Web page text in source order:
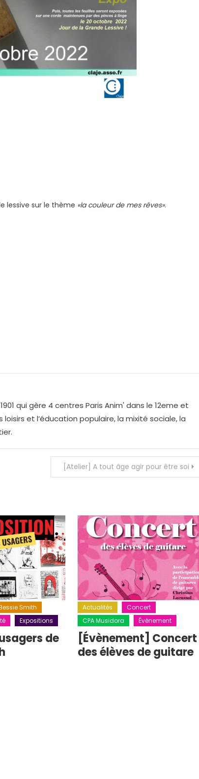
lessive sur le thème «la couleur de mes rêves».
qui gère 4 centres Paris Anim' dans le 12eme et
et l’éducation populaire, la mixité sociale, la
[Atelier] A tout âge agir pour être soi
Smith
Expositions
de
Actualités
Concert
CPA Musidora
Évènement
[Évènement] Concert
des élèves de guitare